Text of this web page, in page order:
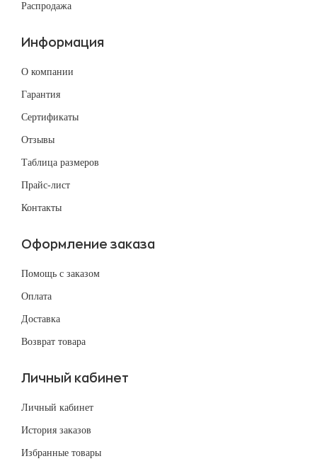
Распродажа
Информация
О компании
Гарантия
Сертификаты
Отзывы
Таблица размеров
Прайс-лист
Контакты
Оформление заказа
Помощь с заказом
Оплата
Доставка
Возврат товара
Личный кабинет
Личный кабинет
История заказов
Избранные товары